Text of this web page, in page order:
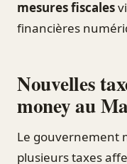
mesures fiscales
financières
Nouvelles
money au
Le gouvernement
plusieurs taxes